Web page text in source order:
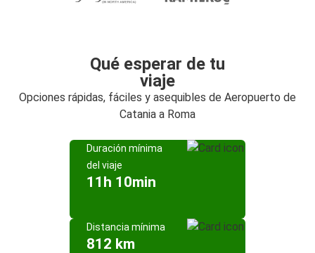
Qué esperar de tu
viaje
Opciones rápidas, fáciles y asequibles de Aeropuerto de
Catania a Roma
Duración mínima
del viaje
11h 10min
Distancia mínima
812 km